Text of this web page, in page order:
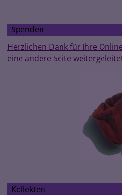
Spenden
Herzlichen Dank für Ihre
eine andere Seite
Kollekten